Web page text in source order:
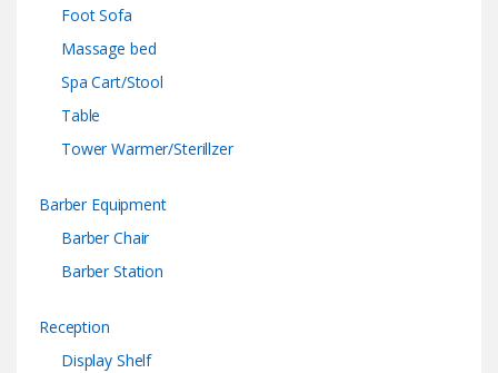
Foot Sofa
Massage bed
Spa Cart/Stool
Table
Tower Warmer/Sterillzer
Barber Equipment
Barber Chair
Barber Station
Reception
Display Shelf